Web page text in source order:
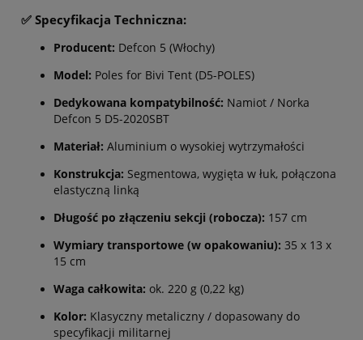
✅ Specyfikacja Techniczna:
Producent: Defcon 5 (Włochy)
Model: Poles for Bivi Tent (D5-POLES)
Dedykowana kompatybilność: Namiot / Norka
Defcon 5 D5-2020SBT
Materiał: Aluminium o wysokiej wytrzymałości
Konstrukcja: Segmentowa, wygięta w łuk, połączona
elastyczną linką
Długość po złączeniu sekcji (robocza): 157 cm
Wymiary transportowe (w opakowaniu): 35 x 13 x
15 cm
Waga całkowita: ok. 220 g (0,22 kg)
Kolor: Klasyczny metaliczny / dopasowany do
specyfikacji militarnej